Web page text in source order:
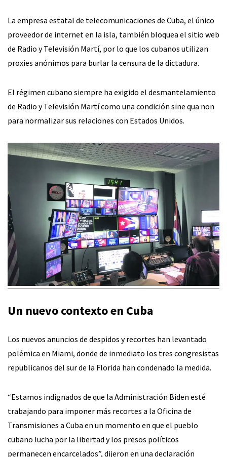
La empresa estatal de telecomunicaciones de Cuba, el único
proveedor de internet en la isla, también bloquea el sitio web
de Radio y Televisión Martí, por lo que los cubanos utilizan
proxies anónimos para burlar la censura de la dictadura.
El régimen cubano siempre ha exigido el desmantelamiento
de Radio y Televisión Martí como una condición sine qua non
para normalizar sus relaciones con Estados Unidos.
Un nuevo contexto en Cuba
Los nuevos anuncios de despidos y recortes han levantado
polémica en Miami, donde de inmediato los tres congresistas
republicanos del sur de la Florida han condenado la medida.
“Estamos indignados de que la Administración Biden esté
trabajando para imponer más recortes a la Oficina de
Transmisiones a Cuba en un momento en que el pueblo
cubano lucha por la libertad y los presos políticos
permanecen encarcelados”, dijeron en una declaración